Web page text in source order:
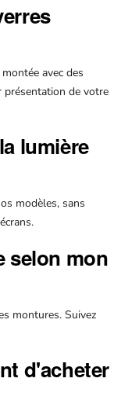
avec des
présentation de votre
lumière
modèles, sans
selon mon
montures. Suivez
d'acheter